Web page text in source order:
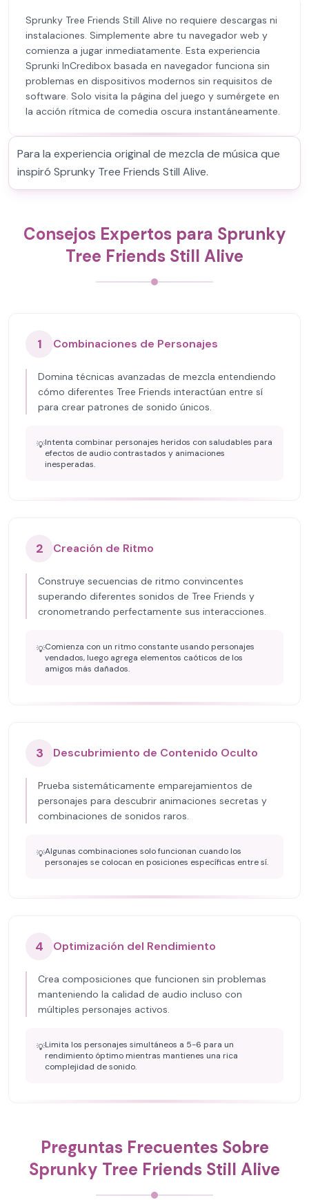
Sprunky Tree Friends Still Alive no requiere descargas ni
instalaciones. Simplemente abre tu navegador web y
comienza a jugar inmediatamente. Esta experiencia
Sprunki InCredibox basada en navegador funciona sin
problemas en dispositivos modernos sin requisitos de
software. Solo visita la página del juego y sumérgete en
la acción rítmica de comedia oscura instantáneamente.
Para la experiencia original de mezcla de música que
inspiró Sprunky Tree Friends Still Alive.
Consejos Expertos para Sprunky
Tree Friends Still Alive
1 Combinaciones de Personajes
Domina técnicas avanzadas de mezcla entendiendo
cómo diferentes Tree Friends interactúan entre sí
para crear patrones de sonido únicos.
💡Intenta combinar personajes heridos con saludables para
efectos de audio contrastados y animaciones
inesperadas.
2 Creación de Ritmo
Construye secuencias de ritmo convincentes
superando diferentes sonidos de Tree Friends y
cronometrando perfectamente sus interacciones.
💡Comienza con un ritmo constante usando personajes
vendados, luego agrega elementos caóticos de los
amigos más dañados.
3 Descubrimiento de Contenido Oculto
Prueba sistemáticamente emparejamientos de
personajes para descubrir animaciones secretas y
combinaciones de sonidos raros.
💡Algunas combinaciones solo funcionan cuando los
personajes se colocan en posiciones específicas entre sí.
4 Optimización del Rendimiento
Crea composiciones que funcionen sin problemas
manteniendo la calidad de audio incluso con
múltiples personajes activos.
💡Limita los personajes simultáneos a 5-6 para un
rendimiento óptimo mientras mantienes una rica
complejidad de sonido.
Preguntas Frecuentes Sobre
Sprunky Tree Friends Still Alive